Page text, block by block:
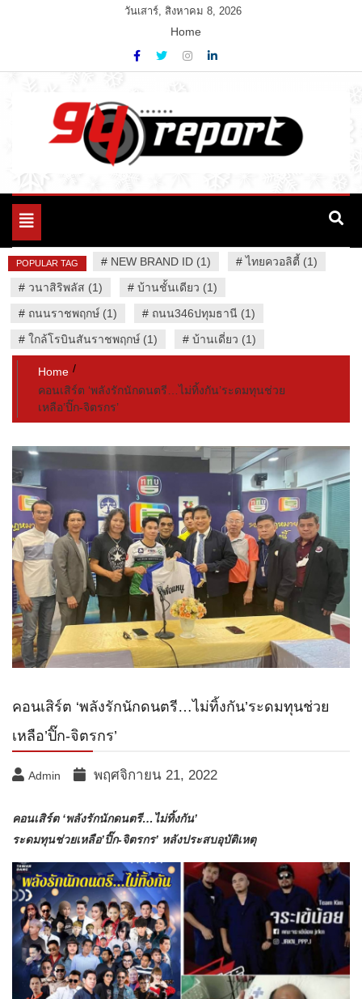
วันเสาร์, สิงหาคม 8, 2026
Home
94 Report.com
Variety News
Toggle
POPULAR TAG # NEW BRAND ID (1) #ไทยควอลิตี้ (1)
# วนาสิริพลัส (1) # บ้านชั้นเดียว (1)
# ถนนราชพฤกษ์ (1) # ถนน346ปทุมธานี (1)
# ใกล้โรบินสันราชพฤกษ์ (1) # บ้านเดี่ยว (1)
Home
คอนเสิร์ต ‘พลังรักนักดนตรี…ไม่ทิ้งกัน’ระดมทุนช่วย
เหลือ’ปิ๊ก-จิตรกร’
คอนเสิร์ต ‘พลังรักนักดนตรี…ไม่ทิ้งกัน’ระดมทุนช่วย
เหลือ’ปิ๊ก-จิตรกร’
Admin พฤศจิกายน 21, 2022
คอนเสิร์ต ‘พลังรักนักดนตรี…ไม่ทิ้งกัน’
ระดมทุนช่วยเหลือ’ปิ๊ก-จิตรกร’ หลังประสบอุบัติเหตุ